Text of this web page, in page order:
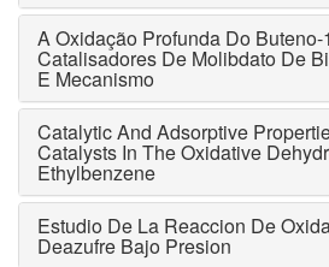
A Oxidação Profunda Do
Catalisadores De Molibdato De
E Mecanismo
Catalytic And Adsorptive
Catalysts In The Oxidative
Ethylbenzene
Estudio De La Reaccion De
Deazufre Bajo Presion